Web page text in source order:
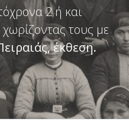
2 ή και
τους με
έκθεση.